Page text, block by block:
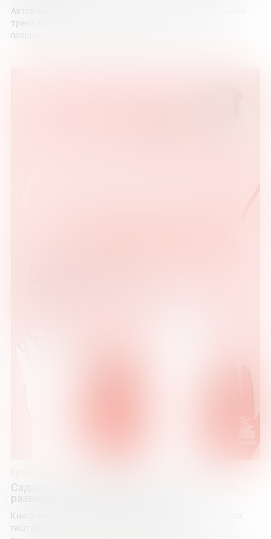
Автор написал эту книгу до того, как в обществе появился
тренд на ностальгию по советскому-постсоветскому
прошлому и один за другим начали выходить ...
Садись, пять! Практическое руководство по
развитию здоровой самооценки
Книга-инструкция по созданию самооценки от психолога,
гештальт-терапевта Ярославы Рындиной. В книге автор